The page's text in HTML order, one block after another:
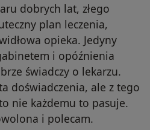
dobrych lat, złego
plan leczenia,
opieka. Jedyny
i opóźnienia
świadczy o lekarzu.
doświadczenia, ale z tego
nie każdemu to pasuje.
i polecam.